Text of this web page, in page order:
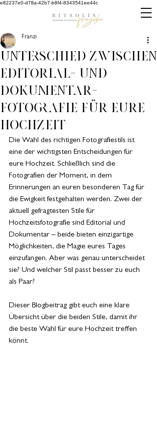
e82237e0-d78a-42b7-b8f4-8343541ee44c
Unterschied zwischen
Editorial- und
Dokumentar-
Fotografie für eure
Hochzeit
Franzi
Die Wahl des richtigen Fotografiestils ist
eine der wichtigsten Entscheidungen für
eure Hochzeit. Schließlich sind die
Fotografien der Moment, in dem
Erinnerungen an euren besonderen Tag für
die Ewigkeit festgehalten werden. Zwei der
aktuell gefragtesten Stile für
Hochzeitsfotografie sind Editorial und
Dokumentar – beide bieten einzigartige
Möglichkeiten, die Magie eures Tages
einzufangen. Aber was genau unterscheidet
sie? Und welcher Stil passt besser zu euch
als Paar?
Dieser Blogbeitrag gibt euch eine klare
Übersicht über die beiden Stile, damit ihr
die beste Wahl für eure Hochzeit treffen
könnt.